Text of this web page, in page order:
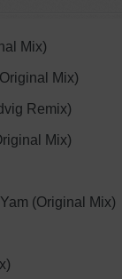
Mix)
Mix)
Remix)
Mix)
(Original Mix)